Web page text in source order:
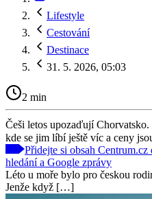
Lifestyle
Cestování
Destinace
31. 5. 2026, 05:03
2 min
Češi letos upozaďují
kde se jim líbí ještě víc a ceny
Přidejte si obsah
hledání a Google zprávy
Léto u moře bylo pro českou
Jenže když […]